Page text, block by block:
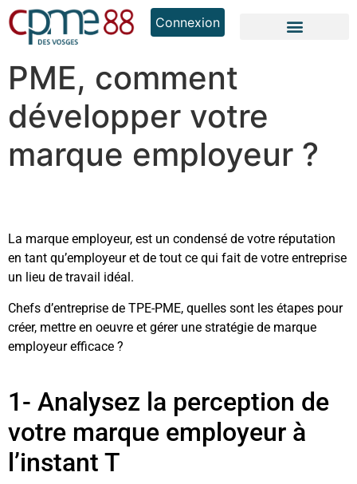
Connexion
PME, comment
développer votre
marque employeur ?
La marque employeur, est un condensé de votre réputation
en tant qu’employeur et de tout ce qui fait de votre entreprise
un lieu de travail idéal.
Chefs d’entreprise de TPE-PME, quelles sont les étapes pour
créer, mettre en oeuvre et gérer une stratégie de marque
employeur efficace ?
1- Analysez la perception de
votre marque employeur à
l’instant T